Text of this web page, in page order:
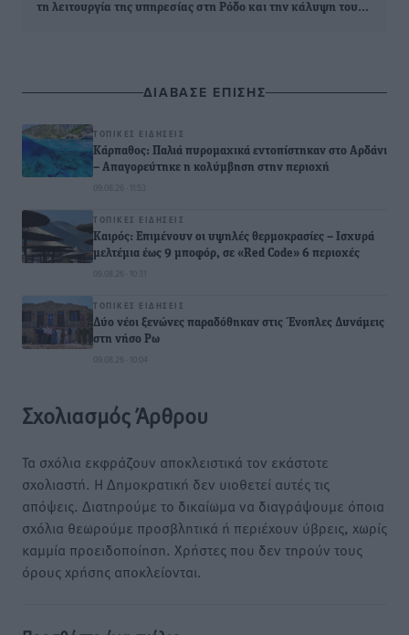
τη λειτουργία της υπηρεσίας στη Ρόδο και την κάλυψη του…
ΔΙΑΒΑΣΕ ΕΠΙΣΗΣ
ΤΟΠΙΚΈΣ ΕΙΔΉΣΕΙΣ
Κάρπαθος: Παλιά πυρομαχικά εντοπίστηκαν στο Αρδάνι
– Απαγορεύτηκε η κολύμβηση στην περιοχή
09.08.26 · 11:53
ΤΟΠΙΚΈΣ ΕΙΔΉΣΕΙΣ
Καιρός: Επιμένουν οι υψηλές θερμοκρασίες – Ισχυρά
μελτέμια έως 9 μποφόρ, σε «Red Code» 6 περιοχές
09.08.26 · 10:31
ΤΟΠΙΚΈΣ ΕΙΔΉΣΕΙΣ
Δύο νέοι ξενώνες παραδόθηκαν στις Ένοπλες Δυνάμεις
στη νήσο Ρω
09.08.26 · 10:04
Σχολιασμός Άρθρου
Τα σχόλια εκφράζουν αποκλειστικά τον εκάστοτε
σχολιαστή. Η Δημοκρατική δεν υιοθετεί αυτές τις
απόψεις. Διατηρούμε το δικαίωμα να διαγράψουμε όποια
σχόλια θεωρούμε προσβλητικά ή περιέχουν ύβρεις, χωρίς
καμμία προειδοποίηση. Χρήστες που δεν τηρούν τους
όρους χρήσης αποκλείονται.